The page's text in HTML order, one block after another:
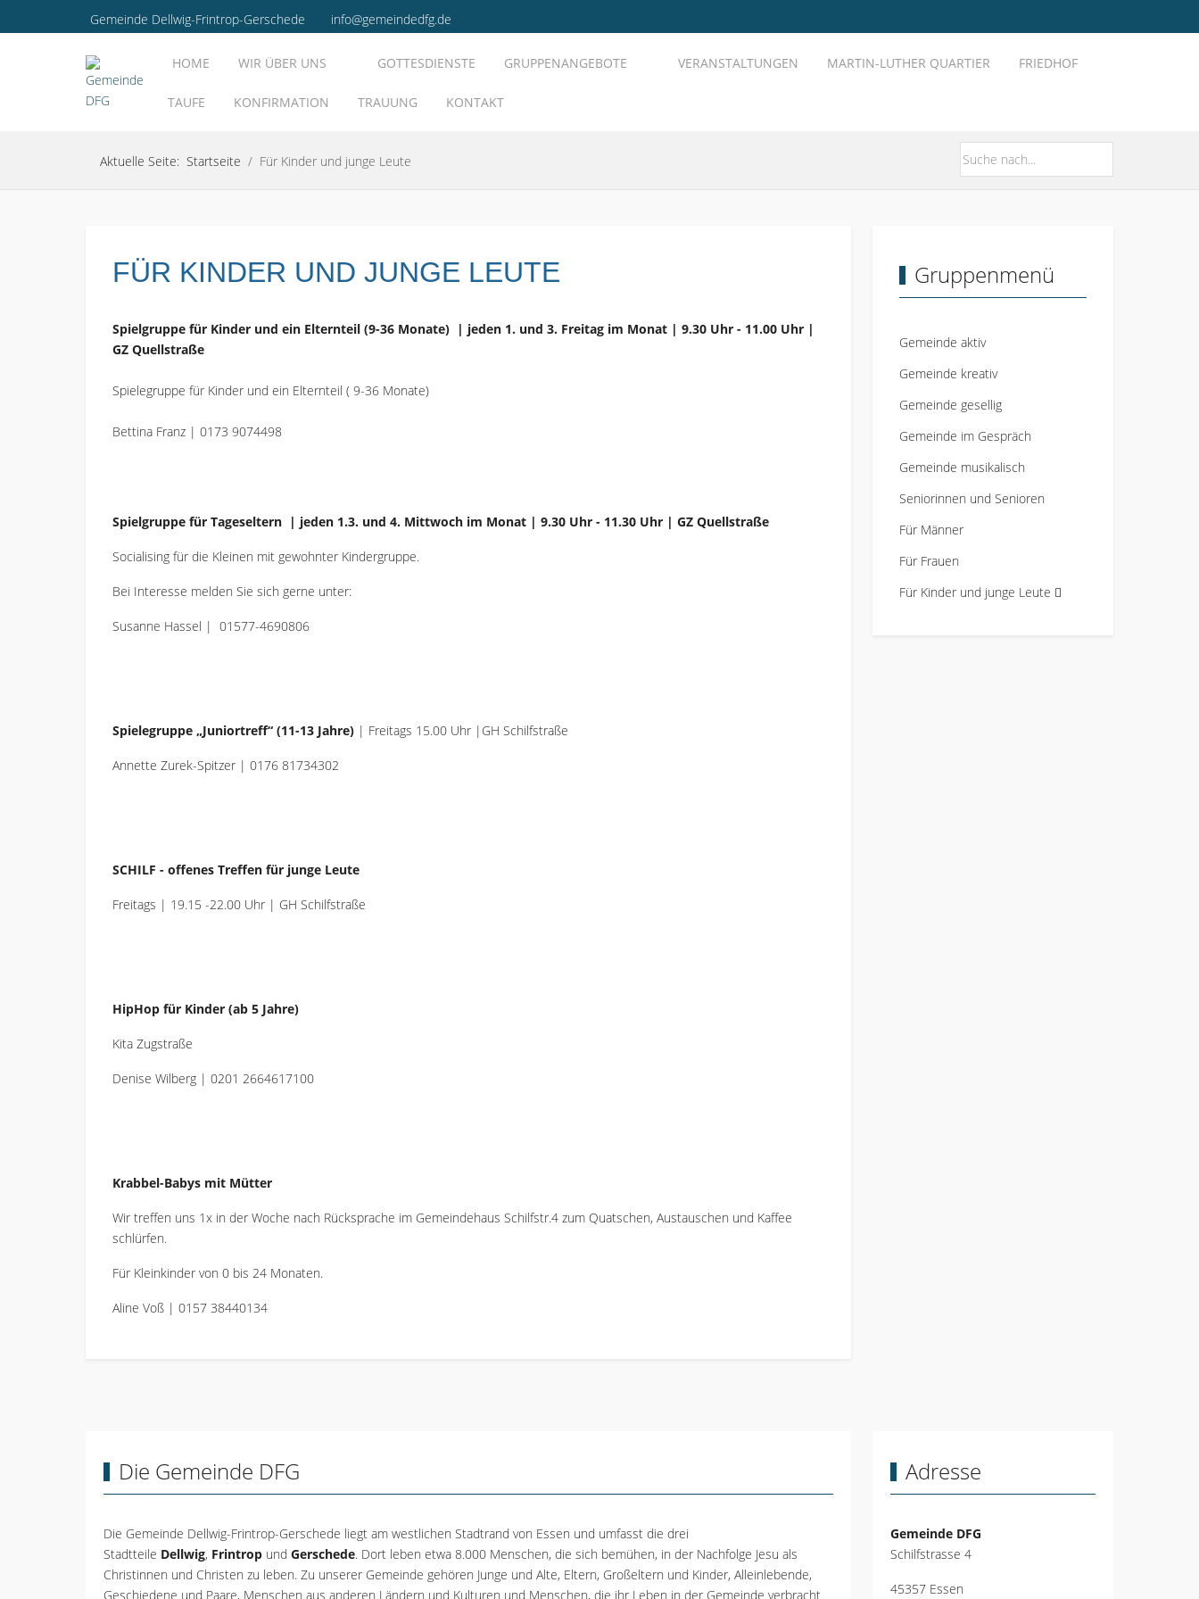
Gemeinde Dellwig-Frintrop-Gerschede info@gemeindedfg.de
HOME WIR ÜBER UNS GOTTESDIENSTE GRUPPENANGEBOTE VERANSTALTUNGEN MARTIN-LUTHER QUARTIER FRIEDHOF
TAUFE KONFIRMATION TRAUUNG KONTAKT
Aktuelle Seite: Startseite Für Kinder und junge Leute
FÜR KINDER UND JUNGE LEUTE
Spielgruppe für Kinder und ein Elternteil (9-36 Monate) | jeden 1. und 3. Freitag im Monat | 9.30 Uhr - 11.00 Uhr |
GZ Quellstraße
Spielegruppe für Kinder und ein Elternteil ( 9-36 Monate)
Bettina Franz | 0173 9074498
Spielgruppe für Tageseltern | jeden 1.3. und 4. Mittwoch im Monat | 9.30 Uhr - 11.30 Uhr | GZ Quellstraße
Socialising für die Kleinen mit gewohnter Kindergruppe.
Bei Interesse melden Sie sich gerne unter:
Susanne Hassel | 01577-4690806
Spielegruppe „Juniortreff“ (11-13 Jahre) | Freitags 15.00 Uhr |GH Schilfstraße
Annette Zurek-Spitzer | 0176 81734302
SCHILF - offenes Treffen für junge Leute
Freitags | 19.15 -22.00 Uhr | GH Schilfstraße
HipHop für Kinder (ab 5 Jahre)
Kita Zugstraße
Denise Wilberg | 0201 2664617100
Krabbel-Babys mit Mütter
Wir treffen uns 1x in der Woche nach Rücksprache im Gemeindehaus Schilfstr.4 zum Quatschen, Austauschen und Kaffee
schlürfen.
Für Kleinkinder von 0 bis 24 Monaten.
Aline Voß | 0157 38440134
Gruppenmenü
Gemeinde aktiv
Gemeinde kreativ
Gemeinde gesellig
Gemeinde im Gespräch
Gemeinde musikalisch
Seniorinnen und Senioren
Für Männer
Für Frauen
Für Kinder und junge Leute
Die Gemeinde DFG
Die Gemeinde Dellwig-Frintrop-Gerschede liegt am westlichen Stadtrand von Essen und umfasst die drei
Stadtteile Dellwig, Frintrop und Gerschede. Dort leben etwa 8.000 Menschen, die sich bemühen, in der Nachfolge Jesu als
Christinnen und Christen zu leben. Zu unserer Gemeinde gehören Junge und Alte, Eltern, Großeltern und Kinder, Alleinlebende,
Geschiedene und Paare, Menschen aus anderen Ländern und Kulturen und Menschen, die ihr Leben in der Gemeinde verbracht
Adresse
Gemeinde DFG
Schilfstrasse 4
45357 Essen